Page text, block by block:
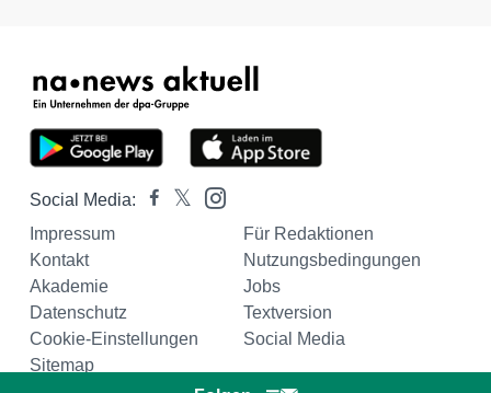
Social Media:
Impressum
Für Redaktionen
Kontakt
Nutzungsbedingungen
Akademie
Jobs
Datenschutz
Textversion
Cookie-Einstellungen
Social Media
Sitemap